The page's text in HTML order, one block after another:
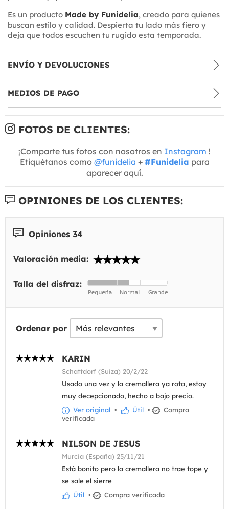
Es un producto Made by Funidelia, creado para quienes
buscan estilo y calidad. Despierta tu lado más fiero y
deja que todos escuchen tu rugido esta temporada.
ENVÍO Y DEVOLUCIONES
MEDIOS DE PAGO
FOTOS DE CLIENTES:
¡Comparte tus fotos con nosotros en Instagram !
Etiquétanos como @funidelia + #Funidelia para
aparecer aquí.
OPINIONES DE LOS CLIENTES:
Opiniones 34
Valoración media:
Talla del disfraz:
Ordenar por
KARIN
Schattdorf (Suiza) 20/2/22
Usado una vez y la cremallera ya rota, estoy
muy decepcionado, hecho a bajo precio.
Ver original • Útil •
Compra
verificada
NILSON DE JESUS
Murcia (España) 25/11/21
Está bonito pero la cremallera no trae tope y
se sale el sierre
Útil • Compra verificada